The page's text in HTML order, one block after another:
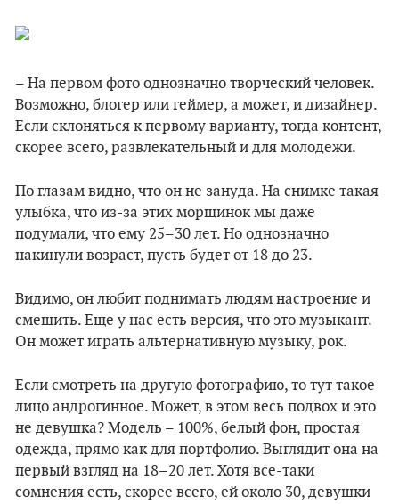
– На первом фото однозначно творческий человек.
Возможно, блогер или геймер, а может, и дизайнер.
Если склоняться к первому варианту, тогда контент,
скорее всего, развлекательный и для молодежи.
По глазам видно, что он не зануда. На снимке такая
улыбка, что из-за этих морщинок мы даже
подумали, что ему 25–30 лет. Но однозначно
накинули возраст, пусть будет от 18 до 23.
Видимо, он любит поднимать людям настроение и
смешить. Еще у нас есть версия, что это музыкант.
Он может играть альтернативную музыку, рок.
Если смотреть на другую фотографию, то тут такое
лицо андрогинное. Может, в этом весь подвох и это
не девушка? Модель – 100%, белый фон, простая
одежда, прямо как для портфолио. Выглядит она на
первый взгляд на 18–20 лет. Хотя все-таки
сомнения есть, скорее всего, ей около 30, девушки